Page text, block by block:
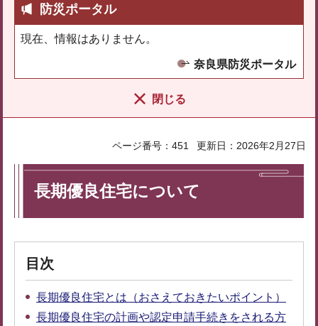
防災ポータル
現在、情報はありません。
奈良県防災ポータル
閉じる
ページ番号：451 更新日：2026年2月27日
長期優良住宅について
目次
長期優良住宅とは（おさえておきたいポイント）
長期優良住宅の計画や認定申請手続きをされる方